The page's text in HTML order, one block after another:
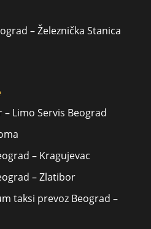
– Železnička Stanica
Limo Servis Beograd
– Kragujevac
– Zlatibor
taksi prevoz Beograd –